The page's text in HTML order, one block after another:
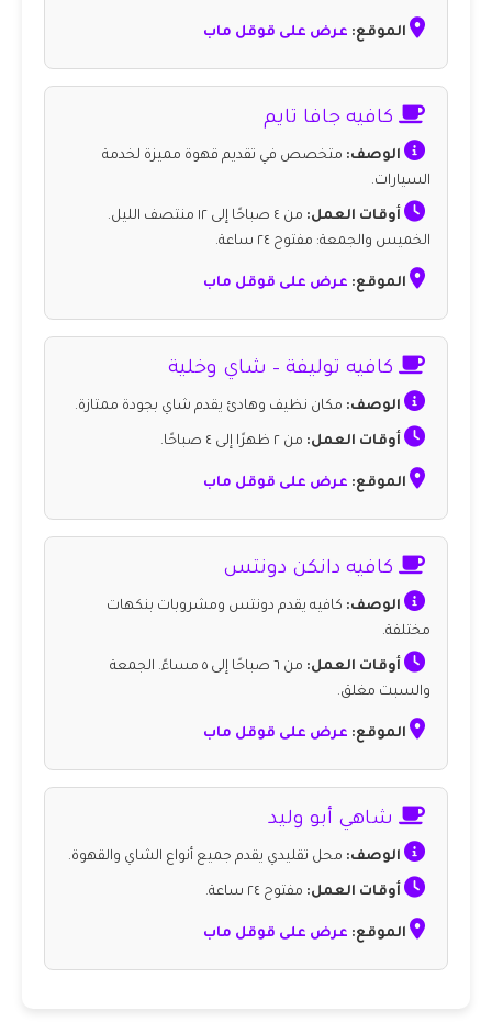
الموقع: عرض على قوقل ماب
كافيه جافا تايم
الوصف: متخصص في تقديم قهوة مميزة لخدمة
السيارات.
أوقات العمل:
من ٤ صباحًا إلى ١٢ منتصف الليل.
الخميس والجمعة: مفتوح ٢٤ ساعة.
الموقع: عرض على قوقل ماب
كافيه توليفة – شاي وخلية
الوصف: مكان نظيف وهادئ يقدم شاي بجودة ممتازة.
أوقات العمل: من ٢ ظهرًا إلى ٤ صباحًا.
الموقع: عرض على قوقل ماب
كافيه دانكن دونتس
الوصف: كافيه يقدم دونتس ومشروبات بنكهات
مختلفة.
أوقات العمل:
من ٦ صباحًا إلى ٥ مساءً. الجمعة
والسبت مغلق.
الموقع: عرض على قوقل ماب
شاهي أبو وليد
الوصف: محل تقليدي يقدم جميع أنواع الشاي والقهوة.
أوقات العمل: مفتوح ٢٤ ساعة.
الموقع: عرض على قوقل ماب